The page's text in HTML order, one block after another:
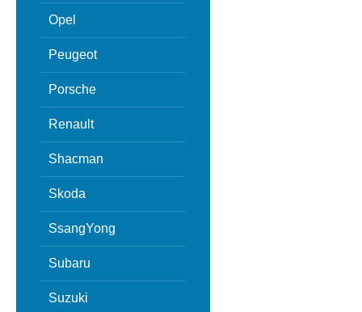
Opel
Peugeot
Porsche
Renault
Shacman
Skoda
SsangYong
Subaru
Suzuki